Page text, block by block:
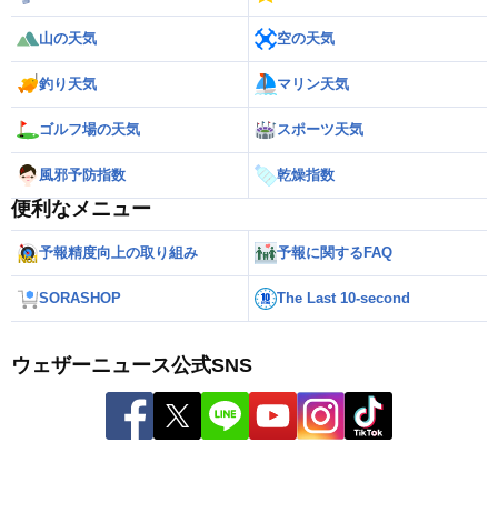
山の天気 空の天気
釣り天気 マリン天気
ゴルフ場の天気 スポーツ天気
風邪予防指数 乾燥指数
便利なメニュー
予報精度向上の取り組み 予報に関するFAQ
SORASHOP The Last 10-second
ウェザーニュース公式SNS